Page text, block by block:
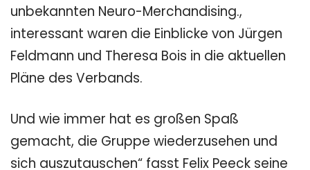
unbekannten Neuro-Merchandising.,
interessant waren die Einblicke von Jürgen
Feldmann und Theresa Bois in die aktuellen
Pläne des Verbands.
Und wie immer hat es großen Spaß
gemacht, die Gruppe wiederzusehen und
sich auszutauschen“ fasst Felix Peeck seine